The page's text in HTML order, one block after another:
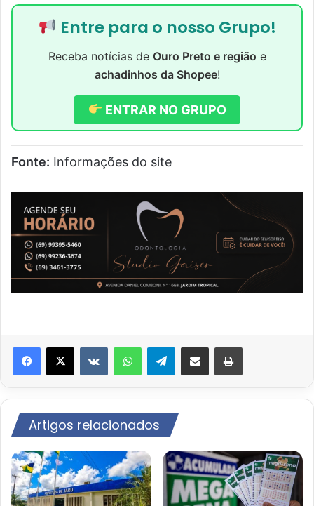
Entre para o nosso Grupo!
Receba notícias de Ouro Preto e região e
achadinhos da Shopee!
ENTRAR NO GRUPO
Fonte: Informações do site
VK WhatsAppTelegramCompartilhar via e-mail Imprimir
Artigos relacionados